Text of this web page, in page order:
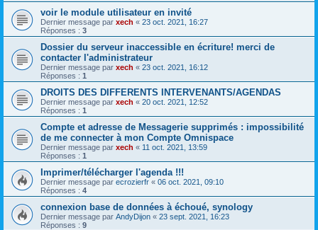
voir le module utilisateur en invité
Dernier message par xech « 23 oct. 2021, 16:27
Réponses : 3
Dossier du serveur inaccessible en écriture! merci de
contacter l'administrateur
Dernier message par xech « 23 oct. 2021, 16:12
Réponses : 1
DROITS DES DIFFERENTS INTERVENANTS/AGENDAS
Dernier message par xech « 20 oct. 2021, 12:52
Réponses : 1
Compte et adresse de Messagerie supprimés : impossibilité
de me connecter à mon Compte Omnispace
Dernier message par xech « 11 oct. 2021, 13:59
Réponses : 1
Imprimer/télécharger l'agenda !!!
Dernier message par ecrozierfr « 06 oct. 2021, 09:10
Réponses : 4
connexion base de données à échoué, synology
Dernier message par AndyDijon « 23 sept. 2021, 16:23
Réponses : 9